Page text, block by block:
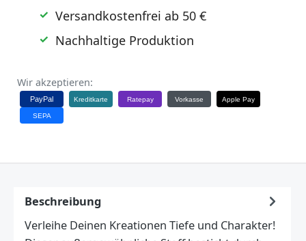
Versandkostenfrei ab 50 €
Nachhaltige Produktion
Wir akzeptieren:
PayPal Kreditkarte Ratepay Vorkasse Apple Pay
SEPA
Beschreibung
Verleihe Deinen Kreationen Tiefe und Charakter!